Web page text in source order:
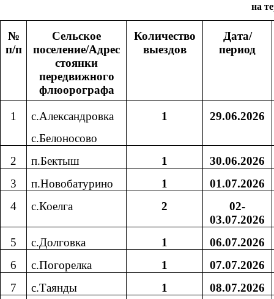
на
№
п/п
Сельское
поселение/Адрес
стоянки
передвижного
флюорографа
Количество
выездов
Дата/
период
1
с.Александровка
с.Белоносово
1 29.06.2026
2 п.Бектыш 1
30.06.2026
3
п.Новобатурино 1
01.07.2026
4
с.Коелга 2
02-
03.07.2026
5
с.Долговка 1
06.07.2026
6
с.Погорелка 1
07.07.2026
7
с.Таянды 1
08.07.2026